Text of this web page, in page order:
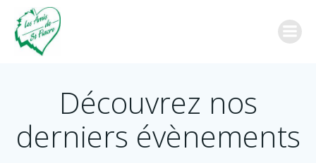
Découvrez nos
derniers évènements